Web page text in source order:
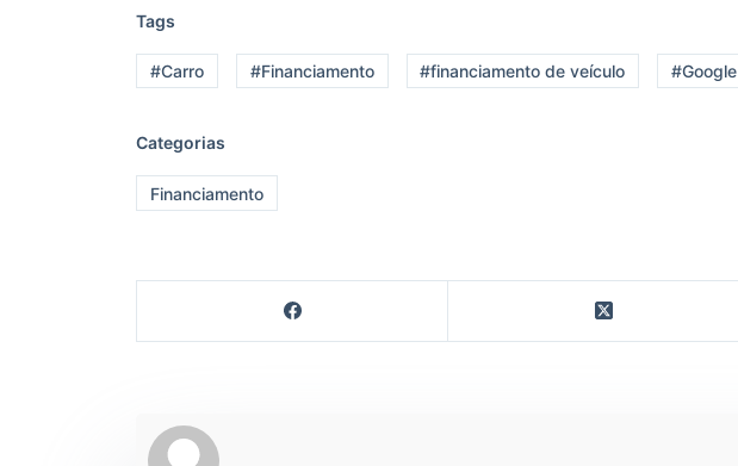
Tags
#Carro #Financiamento #financiamento de veículo #Google
Categorias
Financiamento